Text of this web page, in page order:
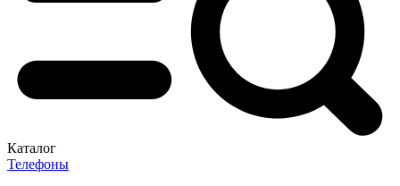
Каталог
Телефоны